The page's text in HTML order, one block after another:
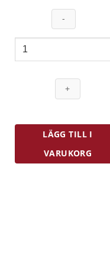
Funktion
Diskställ
LÄGG TILL I
VARUKORG